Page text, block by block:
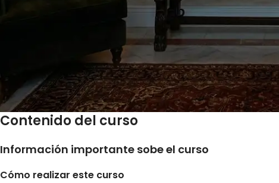
Contenido del curso
Información importante sobe el curso
Cómo realizar este curso